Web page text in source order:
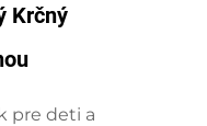
Krčný
pre deti a